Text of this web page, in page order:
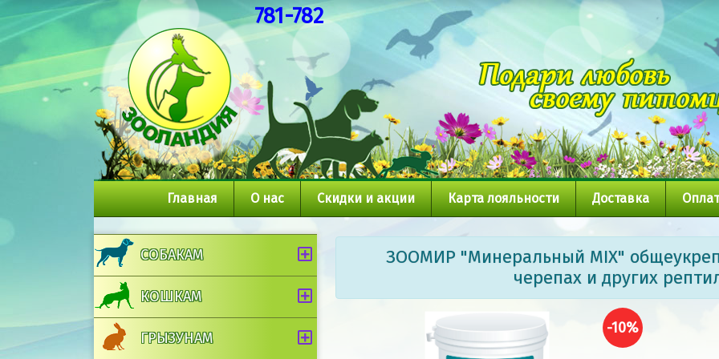
781-782
Главная О нас Скидки и акции Карта лояльности Доставка
СОБАКАМ
КОШКАМ
ГРЫЗУНАМ
ЗООМИР "Минеральный MIX"
черепах и других
-10%